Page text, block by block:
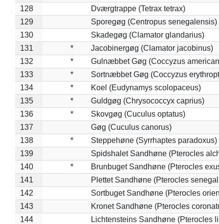
128
Dværgtrappe (Tetrax tetrax)
129
Sporegøg (Centropus senegalensis)
130
Skadegøg (Clamator glandarius)
131
*
Jacobinergøg (Clamator jacobinus)
132
*
Gulnæbbet Gøg (Coccyzus
133
*
Sortnæbbet Gøg (Coccyzus
134
*
Koel (Eudynamys scolopaceus)
135
*
Guldgøg (Chrysococcyx caprius)
136
*
Skovgøg (Cuculus optatus)
137
Gøg (Cuculus canorus)
138
*
Steppehøne (Syrrhaptes paradoxus)
139
Spidshalet Sandhøne (Pterocles
140
*
Brunbuget Sandhøne (Pterocles
141
Plettet Sandhøne (Pterocles
142
Sortbuget Sandhøne (Pterocles
143
Kronet Sandhøne (Pterocles
144
Lichtensteins Sandhøne (Pterocles